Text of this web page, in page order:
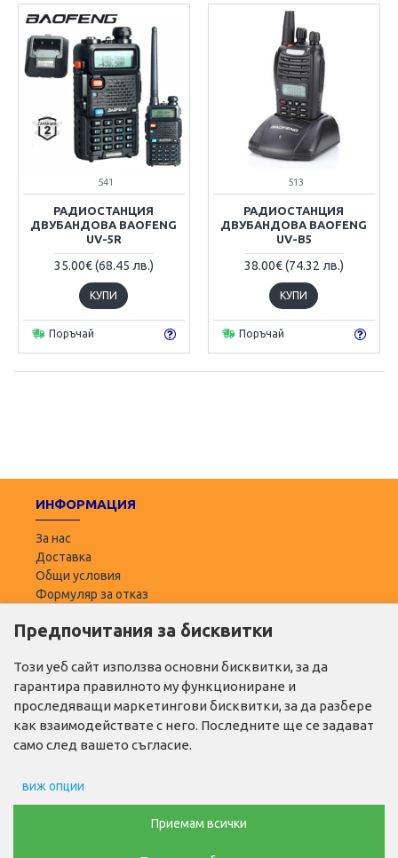
541
РАДИОСТАНЦИЯ
ДВУБАНДОВА BAOFENG
UV-5R
35.00€ (68.45 лв.)
КУПИ
Поръчай
513
РАДИОСТАНЦИЯ
ДВУБАНДОВА BAOFENG
UV-B5
38.00€ (74.32 лв.)
КУПИ
Поръчай
ИНФОРМАЦИЯ
За нас
Доставка
Общи условия
Формуляр за отказ
ПОТРЕБИТЕЛ
Моят профил
ПОЛЕЗНО
Производители
Контакти
Предпочитания за бисквитки
Този уеб сайт използва основни бисквитки, за да
гарантира правилното му функциониране и
проследяващи маркетингови бисквитки, за да разбере
как взаимодействате с него. Последните ще се задават
само след вашето съгласие.
виж опции
Препочитания за рекламиПриемам всички